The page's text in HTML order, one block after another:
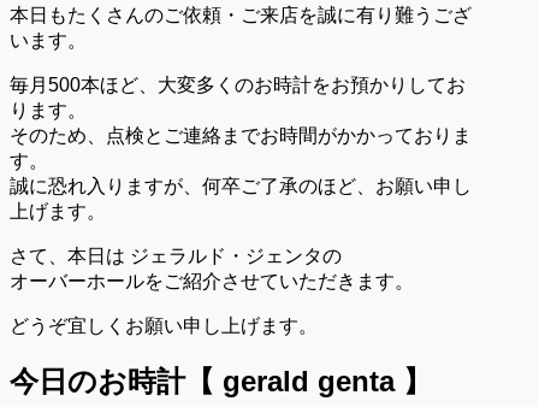
本日もたくさんのご依頼・ご来店を誠に有り難うござ
います。
毎月500本ほど、大変多くのお時計をお預かりしてお
ります。
そのため、点検とご連絡までお時間がかかっておりま
す。
誠に恐れ入りますが、何卒ご了承のほど、お願い申し
上げます。
さて、本日は ジェラルド・ジェンタの
オーバーホールをご紹介させていただきます。
どうぞ宜しくお願い申し上げます。
今日のお時計【 gerald genta 】